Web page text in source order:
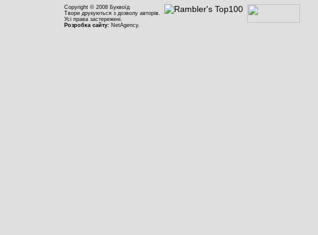
Copyright © 2008 Буквоїд
Твори друкуються з дозволу авторів.
Усі права застережені.
Розробка сайту: NetAgency.